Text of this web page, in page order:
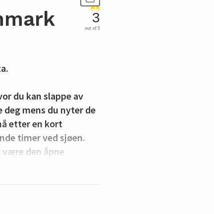
3
out of 5
du kan slappe av
mens du nyter de
etter en kort
timer ved sjøen.
den åpne
gapahuk hvor du